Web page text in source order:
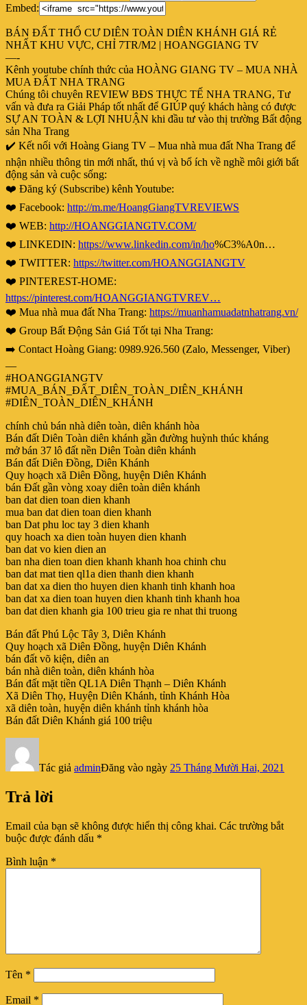
Embed:
BÁN ĐẤT THỔ CƯ DIÊN TOÀN DIÊN KHÁNH GIÁ RẺ
NHẤT KHU VỰC, CHỈ 7TR/M2 | HOANGGIANG TV
—-
Kênh youtube chính thức của HOÀNG GIANG TV – MUA NHÀ
MUA ĐẤT NHA TRANG
Chúng tôi chuyên REVIEW BĐS THỰC TẾ NHA TRANG, Tư
vấn và đưa ra Giải Pháp tốt nhất để GIÚP quý khách hàng có được
SỰ AN TOÀN & LỢI NHUẬN khi đầu tư vào thị trường Bất động
sản Nha Trang
✔️ Kết nối với Hoàng Giang TV – Mua nhà mua đất Nha Trang để
nhận nhiều thông tin mới nhất, thú vị và bổ ích về nghề môi giới bất
động sản và cuộc sống:
❤️ Đăng ký (Subscribe) kênh Youtube:
❤️ Facebook: http://m.me/HoangGiangTVREVIEWS
❤️ WEB: http://HOANGGIANGTV.COM/
❤️ LINKEDIN: https://www.linkedin.com/in/ho%C3%A0n…
❤️ TWITTER: https://twitter.com/HOANGGIANGTV
❤️ PINTEREST-HOME:
https://pinterest.com/HOANGGIANGTVREV…
❤️ Mua nhà mua đất Nha Trang: https://muanhamuadatnhatrang.vn/
❤️ Group Bất Động Sản Giá Tốt tại Nha Trang:
➡️ Contact Hoàng Giang: 0989.926.560 (Zalo, Messenger, Viber)
—
#HOANGGIANGTV
#MUA_BÁN_ĐẤT_DIÊN_TOÀN_DIÊN_KHÁNH
#DIÊN_TOÀN_DIÊN_KHÁNH
chính chủ bán nhà diên toàn, diên khánh hòa
Bán đất Diên Toàn diên khánh gần đường huỳnh thúc kháng
mở bán 37 lô đất nền Diên Toàn diên khánh
Bán đất Diên Đồng, Diên Khánh
Quy hoạch xã Diên Đồng, huyện Diên Khánh
bán Đất gần vòng xoay diên toàn diên khánh
ban dat dien toan dien khanh
mua ban dat dien toan dien khanh
ban Dat phu loc tay 3 dien khanh
quy hoach xa dien toàn huyen dien khanh
ban dat vo kien dien an
ban nha dien toan dien khanh khanh hoa chinh chu
ban dat mat tien ql1a dien thanh dien khanh
ban dat xa dien tho huyen dien khanh tinh khanh hoa
ban dat xa dien toan huyen dien khanh tinh khanh hoa
ban dat dien khanh gia 100 trieu gia re nhat thi truong
Bán đất Phú Lộc Tây 3, Diên Khánh
Quy hoạch xã Diên Đồng, huyện Diên Khánh
bán đất võ kiện, diên an
bán nhà diên toàn, diên khánh hòa
Bán đất mặt tiền QL1A Diên Thạnh – Diên Khánh
Xã Diên Thọ, Huyện Diên Khánh, tỉnh Khánh Hòa
xã diên toàn, huyện diên khánh tỉnh khánh hòa
Bán đất Diên Khánh giá 100 triệu
Tác giả adminĐăng vào ngày 25 Tháng Mười Hai, 2021
Trả lời
Email của bạn sẽ không được hiển thị công khai. Các trường bắt
buộc được đánh dấu *
Bình luận *
Tên *
Email *